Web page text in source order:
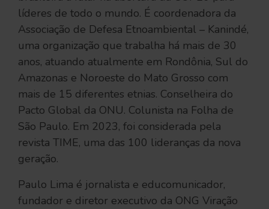
líderes de todo o mundo. É coordenadora da
Associação de Defesa Etnoambiental – Kanindé,
uma organização que trabalha há mais de 30
anos, atuando atualmente em Rondônia, Sul do
Amazonas e Noroeste do Mato Grosso com
mais de 15 diferentes etnias. Conselheira do
Pacto Global da ONU. Colunista na Folha de
São Paulo. Em 2023, foi considerada pela
revista TIME, uma das 100 lideranças da nova
geração.
Paulo Lima é jornalista e educomunicador,
fundador e diretor executivo da ONG Viração